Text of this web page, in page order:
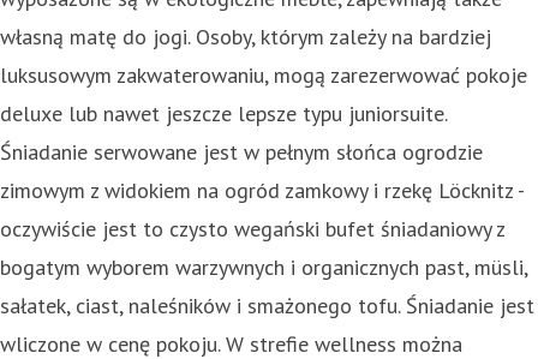
własną matę do jogi. Osoby, którym zależy na bardziej
luksusowym zakwaterowaniu, mogą zarezerwować pokoje
deluxe lub nawet jeszcze lepsze typu juniorsuite.
Śniadanie serwowane jest w pełnym słońca ogrodzie
zimowym z widokiem na ogród zamkowy i rzekę Löcknitz -
oczywiście jest to czysto wegański bufet śniadaniowy z
bogatym wyborem warzywnych i organicznych past, müsli,
sałatek, ciast, naleśników i smażonego tofu. Śniadanie jest
wliczone w cenę pokoju. W strefie wellness można